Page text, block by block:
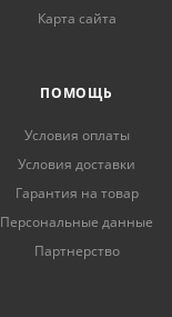
Карта сайта
ПОМОЩЬ
Условия оплаты
Условия доставки
Гарантия на товар
Персональные данные
Партнерство